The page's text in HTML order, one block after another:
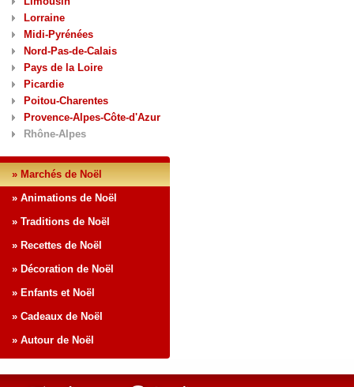
Lorraine
Midi-Pyrénées
Nord-Pas-de-Calais
Pays de la Loire
Picardie
Poitou-Charentes
Provence-Alpes-Côte-d'Azur
Rhône-Alpes
» Marchés de Noël
» Animations de Noël
» Traditions de Noël
» Recettes de Noël
» Décoration de Noël
» Enfants et Noël
» Cadeaux de Noël
» Autour de Noël